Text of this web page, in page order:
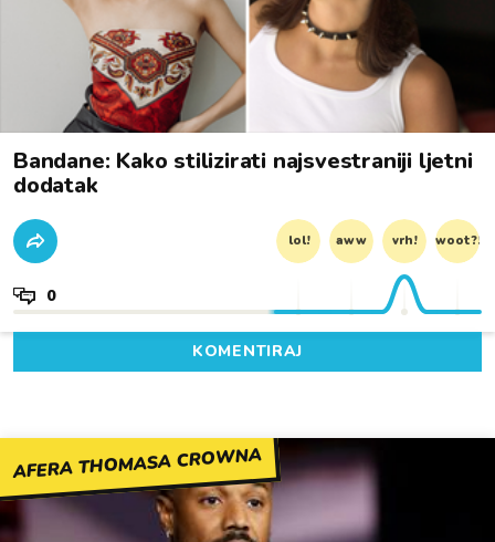
Bandane: Kako stilizirati najsvestraniji ljetni
dodatak
lol! aww vrh! woot?!
0
KOMENTIRAJ
AFERA THOMASA CROWNA